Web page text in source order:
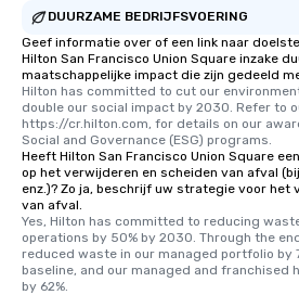
DUURZAME BEDRIJFSVOERING
Geef informatie over of een link naar
Hilton San Francisco Union Square inzake
maatschappelijke impact die zijn gedeeld
Hilton has committed to cut our
double our social impact by 2030. Refer to
https://cr.hilton.com, for details on our
Social and Governance (ESG) programs.
Heeft Hilton San Francisco Union Square
op het verwijderen en scheiden van afval
enz.)? Zo ja, beschrijf uw strategie voor het
van afval.
Yes, Hilton has committed to reducing
operations by 50% by 2030. Through the
reduced waste in our managed portfolio by
baseline, and our managed and franchised
by 62%.